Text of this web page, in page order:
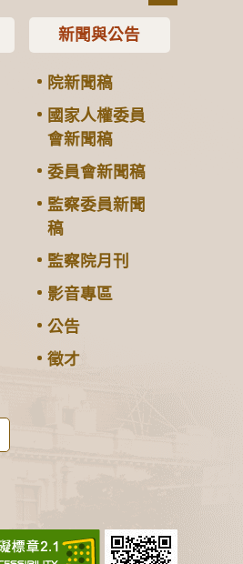
新聞與公告
院新聞稿
國家人權委員
會新聞稿
委員會新聞稿
監察委員新聞
稿
監察院月刊
影音專區
公告
徵才